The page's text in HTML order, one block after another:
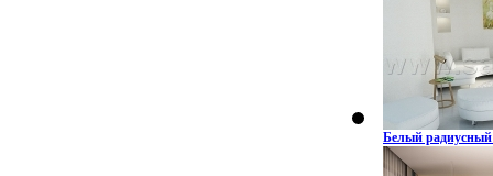
Белый радиусный